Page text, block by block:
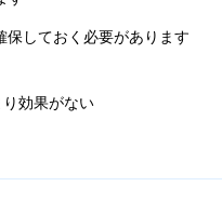
しておく必要があります
効果がない